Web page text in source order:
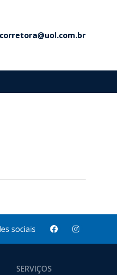
sociais
SERVIÇOS